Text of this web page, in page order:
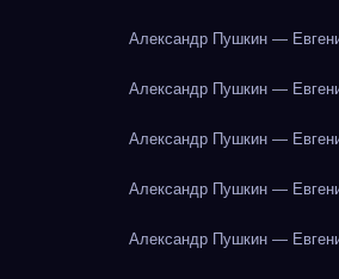
Александр Пушкин —
Александр Пушкин —
Александр Пушкин —
Александр Пушкин —
Александр Пушкин —